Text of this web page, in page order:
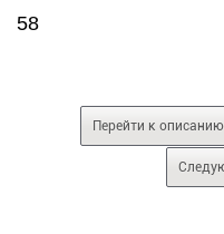
58
Перейти к описанию